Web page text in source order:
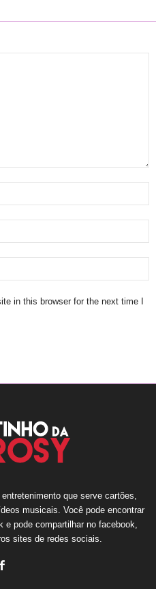
in this browser for the next time I
que serve cartões,
musicais. Você pode encontrar
e pode compartilhar no facebook,
sites de redes sociais.